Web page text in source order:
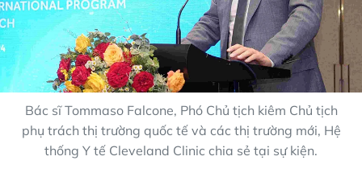
Bác sĩ Tommaso Falcone, Phó Chủ tịch kiêm Chủ tịch
phụ trách thị trường quốc tế và các thị trường mới, Hệ
thống Y tế Cleveland Clinic chia sẻ tại sự kiện.